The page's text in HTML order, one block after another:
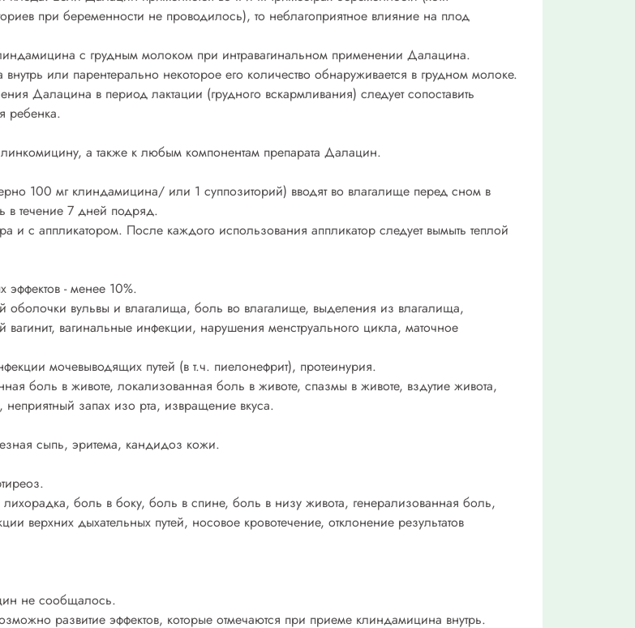
при беременности не проводилось), то неблагоприятное влияние на плод
с грудным молоком при интравагинальном применении Далацина.
или парентерально некоторое его количество обнаруживается в грудном молоке.
Далацина в период лактации (грудного вскармливания) следует сопоставить
ребенка.
а также к любым компонентам препарата Далацин.
100 мг клиндамицина/ или 1 суппозиторий) вводят во влагалище перед сном в
течение 7 дней подряд.
и с аппликатором. После каждого использования аппликатор следует вымыть теплой
эффектов - менее 10%.
вульвы и влагалища, боль во влагалище, выделения из влагалища,
вагинальные инфекции, нарушения менструального цикла, маточное
мочевыводящих путей (в т.ч. пиелонефрит), протеинурия.
боль в животе, локализованная боль в животе, спазмы в животе, вздутие живота,
запах изо рта, извращение вкуса.
сыпь, эритема, кандидоз кожи.
боль в боку, боль в спине, боль в низу живота, генерализованная боль,
верхних дыхательных путей, носовое кровотечение, отклонение результатов
не сообщалось.
развитие эффектов, которые отмечаются при приеме клиндамицина внутрь.